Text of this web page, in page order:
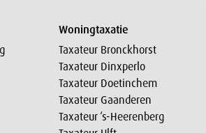
Woningtaxatie
Taxateur Bronckhorst
Taxateur Dinxperlo
Taxateur Doetinchem
Taxateur Gaanderen
Taxateur ‘s-Heerenberg